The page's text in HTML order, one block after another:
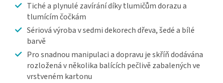
Tiché a plynulé zavírání díky tlumičům dorazu a
tlumícím čočkám
Sériová výroba v sedmi dekorech dřeva, šedé a bílé
barvě
Pro snadnou manipulaci a dopravu je skříň dodávána
rozložená v několika balících pečlivě zabalených ve
vrstveném kartonu